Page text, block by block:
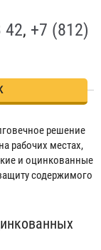
42, +7 (812)
решение
рабочих местах,
и оцинкованные
содержимого